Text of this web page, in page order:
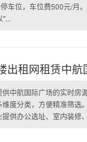
车位，车位费500元/月
"...
出租网租赁中
中航国际广场的实时房
度分类，方便精准筛选
供办公选址、室内装修